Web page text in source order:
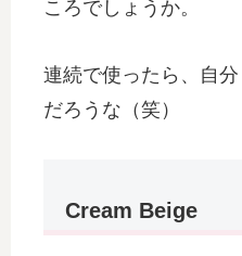
ころでしょうか。
連続で使ったら、自
だろうな（笑）
Cream Beige